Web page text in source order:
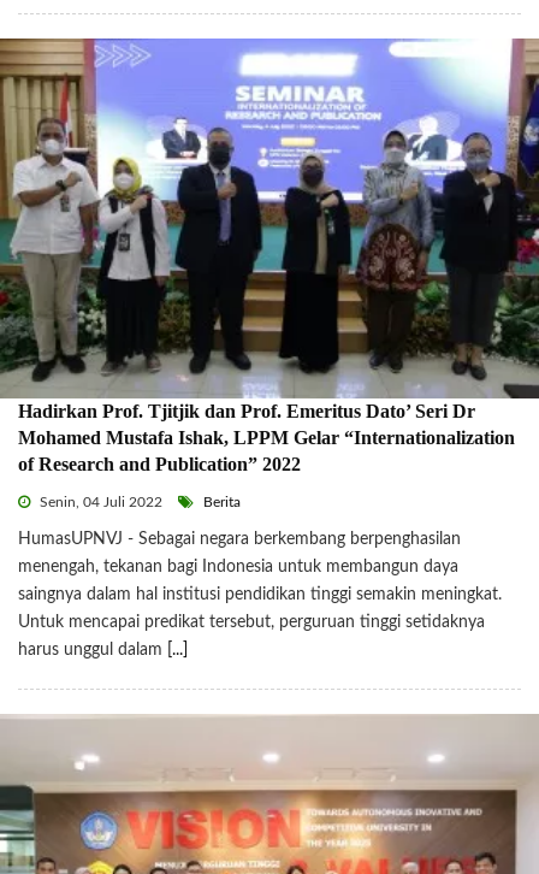
Hadirkan Prof. Tjitjik dan Prof. Emeritus Dato’ Seri Dr
Mohamed Mustafa Ishak, LPPM Gelar “Internationalization
of Research and Publication” 2022
Senin, 04 Juli 2022 Berita
HumasUPNVJ - Sebagai negara berkembang berpenghasilan
menengah, tekanan bagi Indonesia untuk membangun daya
saingnya dalam hal institusi pendidikan tinggi semakin meningkat.
Untuk mencapai predikat tersebut, perguruan tinggi setidaknya
harus unggul dalam
[...]